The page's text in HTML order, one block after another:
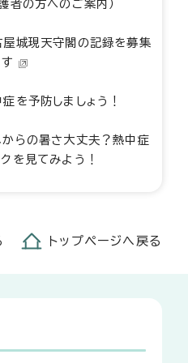
護者の方へのご案内）
屋城現天守閣の記録を募集
を予防しましょう！
からの暑さ大丈夫？熱中症
クを見てみよう！
トップページへ戻る